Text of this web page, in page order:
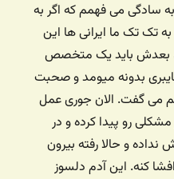
سادگی می فهمم که اگر به
تک تک ما ایرانی ها این
بعدش باید یک متخصص
بدونه میومد و صحبت
می گفت. الان جوری عمل
رو پیدا کرده و در
و حالا رفته بیرون
کنه. این آدم دلسوز